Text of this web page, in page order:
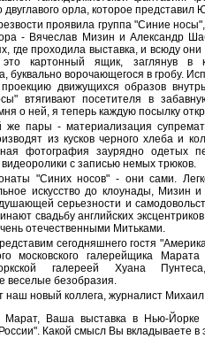
орла, которое
проявила группа "Синие
- Вячеслав Мизин и Александр
где проходила выставка, и всюду
картонный ящик, заглянув в
буквально ворочающегося в гробу.
движущихся образов
втягивают посетителя в
о ней, я теперь каждую посылку
же пары - материализация
из кусков черного хлеба и
фотография заурядно одетых
с записью немых трюков.
"Синих носов" - они сами.
искусство до клоунады, Мизин
серьезности и
свадьбу английских
отечественными Митьками.
сегодняшнего гостя
московского галерейщика
галереей Хуана
веселые безобразия.
наш новый коллега, журналист Михаил
Марат, Ваша выставка в Нью-Йорке
Какой смысл Вы вкладываете в